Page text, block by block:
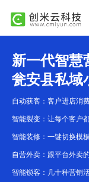
新一代智慧
瓮安县私域
自动获客：客户进店消
智能裂变：让每个客户
智能装修：一键切换模
自营外卖：跟平台外卖
智能锁客：几十种营销